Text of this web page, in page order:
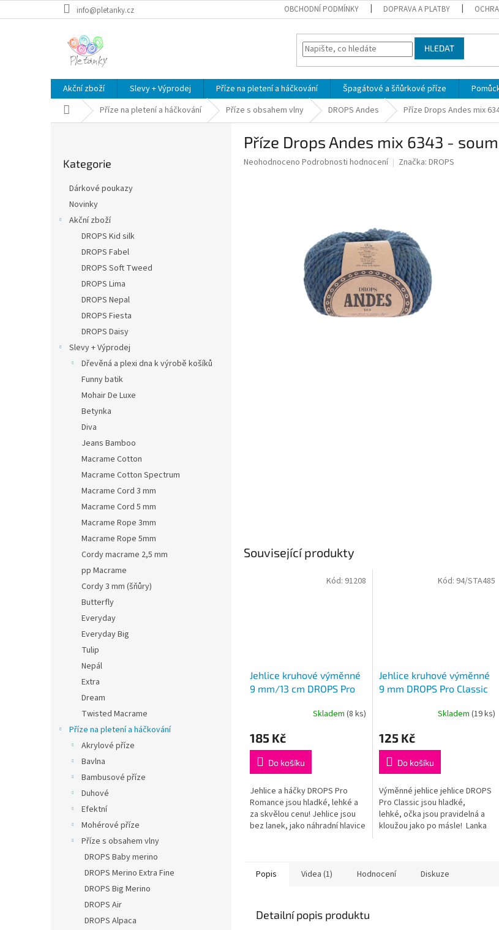
na
info@pletanky.cz OBCHODNÍ PODMÍNKY DOPRAVA A PLATBY
HLEDAT
Akční zboží Slevy + Výprodej Příze na pletení a háčkování Špagátové a šňůrkové příze
Domů Příze na pletení a háčkování Příze s obsahem vlny DROPS Andes Příze Drops Andes mix
kategorie
Kategorie
Dárkové poukazy
Novinky
Akční zboží
DROPS Kid silk
DROPS Fabel
DROPS Soft Tweed
DROPS Lima
DROPS Nepal
DROPS Fiesta
DROPS Daisy
Slevy + Výprodej
Dřevěná a plexi dna k výrobě košíků
Funny batik
Mohair De Luxe
Betynka
Diva
Jeans Bamboo
Macrame Cotton
Macrame Cotton Spectrum
Macrame Cord 3 mm
Macrame Cord 5 mm
Macrame Rope 3mm
Macrame Rope 5mm
Cordy macrame 2,5 mm
pp Macrame
Cordy 3 mm (šňůry)
Butterfly
Everyday
Everyday Big
Tulip
Nepál
Extra
Dream
Twisted Macrame
Příze na pletení a háčkování
Akrylové příze
Bavlna
Bambusové příze
Duhové
Efektní
Mohérové příze
Příze s obsahem vlny
DROPS Baby merino
DROPS Merino Extra Fine
DROPS Big Merino
DROPS Air
DROPS Alpaca
Příze Drops Andes mix 6343 -
Průměrné
Neohodnoceno Podrobnosti hodnocení Značka: DROPS
Související produkty
Jehlice kruhové výměnné
9 mm/13 cm DROPS Pro
produktu
je
5,0
z
5
hvězdiček.
Skladem (8 ks)
185 Kč
Do košíku
Jehlice a háčky DROPS Pro
Romance jsou hladké, lehké a
za skvělou cenu! Jehlice jsou
bez lanek, jako náhradní hlavice
Kód: 91208
Jehlice kruhové výměnné
9 mm DROPS Pro Classic
Skladem (19 ks)
125 Kč
Do košíku
Výměnné jehlice jehlice DROPS
Pro Classic jsou hladké,
lehké, očka jsou pravidelná a
kloužou jako po másle! Lanka
Kód: 94/STA485
Popis Videa (1) Hodnocení Diskuze
Detailní popis produktu